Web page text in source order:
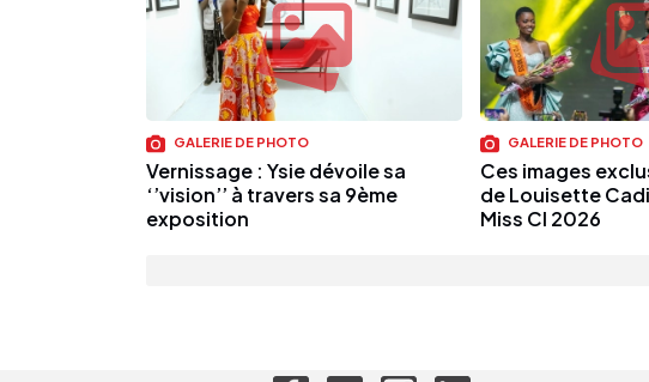
GALERIE DE PHOTO
Vernissage : Ysie dévoile sa
‘’vision’’ à travers sa 9ème
exposition
GALERIE DE PHOTO
Ces images
de Louisette
Miss CI 2026